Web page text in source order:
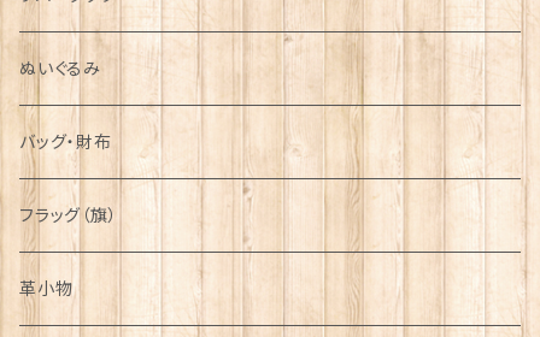
ぬいぐるみ
バッグ・財布
フラッグ（旗）
革小物